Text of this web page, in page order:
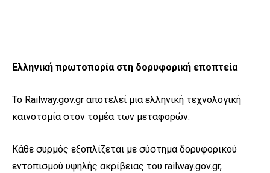
Ελληνική πρωτοπορία στη δορυφορική εποπτεία
Το Railway.gov.gr αποτελεί μια ελληνική τεχνολογική
καινοτομία στον τομέα των μεταφορών.
Κάθε συρμός εξοπλίζεται με σύστημα δορυφορικού
εντοπισμού υψηλής ακρίβειας του railway.gov.gr,